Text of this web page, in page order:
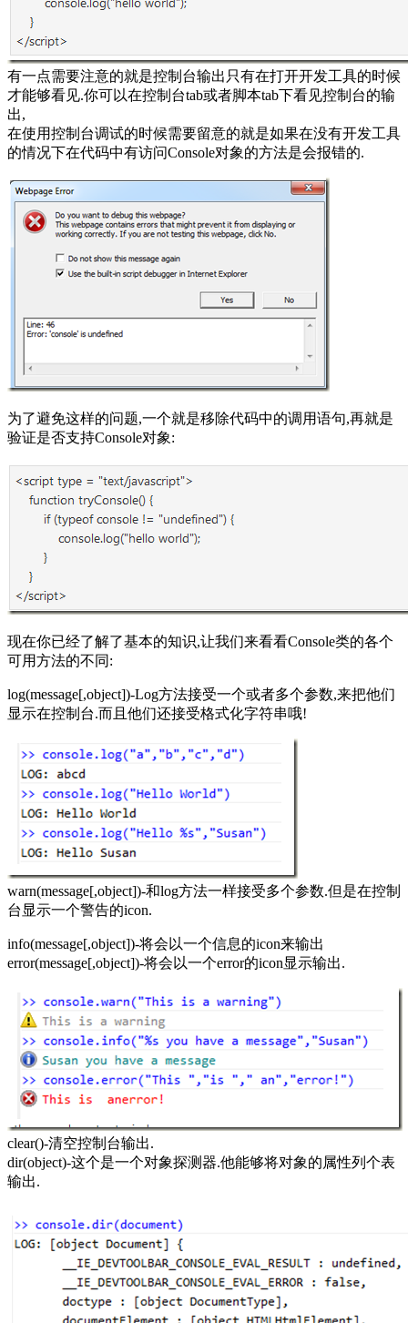
有一点需要注意的就是控制台输出只有在打开开发工具的时候
才能够看见.你可以在控制台tab或者脚本tab下看见控制台的输
出,
在使用控制台调试的时候需要留意的就是如果在没有开发工具
的情况下在代码中有访问Console对象的方法是会报错的.
为了避免这样的问题,一个就是移除代码中的调用语句,再就是
验证是否支持Console对象:
现在你已经了解了基本的知识,让我们来看看Console类的各个
可用方法的不同:
log(message[,object])-Log方法接受一个或者多个参数,来把他们
显示在控制台.而且他们还接受格式化字符串哦!
warn(message[,object])-和log方法一样接受多个参数.但是在控制
台显示一个警告的icon.
info(message[,object])-将会以一个信息的icon来输出
error(message[,object])-将会以一个error的icon显示输出.
clear()-清空控制台输出.
dir(object)-这个是一个对象探测器.他能够将对象的属性列个表
输出.